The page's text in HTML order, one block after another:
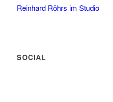
Reinhard Röhrs im Studio
SOCIAL